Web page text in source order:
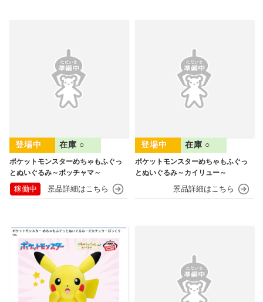
ポケットモンスターめちゃもふぐっ
とぬいぐるみ～ポッチャマ～
在庫 ○
稼働中
ポケットモンスターめちゃもふぐっ
とぬいぐるみ～カイリュー～
在庫 ○